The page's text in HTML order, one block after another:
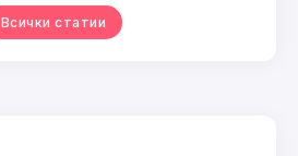
Всички статии